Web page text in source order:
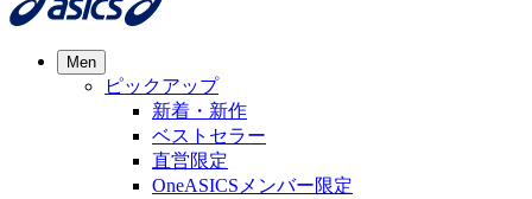
Men
ピックアップ
新着・新作
ベストセラー
直営限定
OneASICSメンバー限定